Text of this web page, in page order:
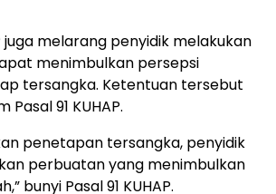
juga melarang penyidik melakukan
menimbulkan persepsi
tersangka. Ketentuan tersebut
91 KUHAP.
penetapan tersangka, penyidik
perbuatan yang menimbulkan
bunyi Pasal 91 KUHAP.